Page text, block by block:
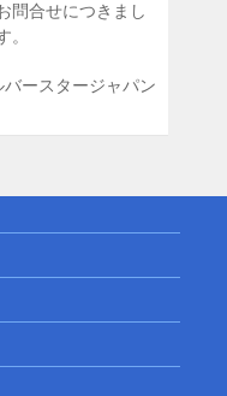
問合せにつきまし
。
ースタージャパン